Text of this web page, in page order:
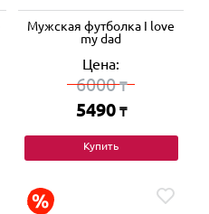
Мужская футболка I love
my dad
Цена:
6000₸
5490 ₸
Купить